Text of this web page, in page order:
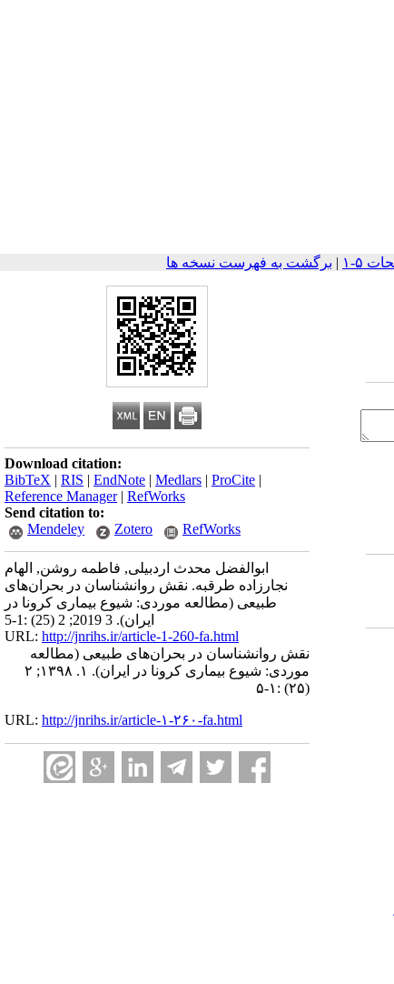
| برگشت به فهرست نسخه ها
Download citation:
BibTeX | RIS | EndNote | Medlars | ProCite |
Reference Manager| RefWorks
Send citation to:
Mendeley
Zotero RefWorks
ابوالفضل محدث اردبیلی, فاطمه روشن, الهام
نجارزاده طرقبه. نقش روانشناسان در بحران‌های
طبیعی (مطالعه موردی: شیوع بیماری کرونا در
ایران). 3 2019; 2 (25) :1-5
URL: http://jnrihs.ir/article-1-260-fa.html
نقش روانشناسان در بحران‌های طبیعی (مطالعه
موردی: شیوع بیماری کرونا در ایران). ۱. ۱۳۹۸; ۲
(۲۵) :۱-۵
URL: http://jnrihs.ir/article-۱-۲۶۰-fa.html